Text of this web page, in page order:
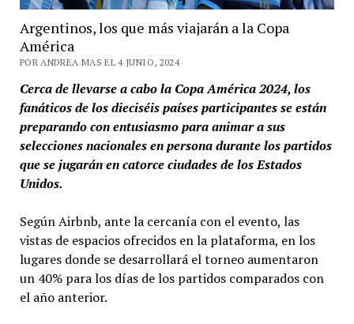
Argentinos, los que más viajarán a la Copa
América
POR ANDREA MAS EL 4 JUNIO, 2024
Cerca de llevarse a cabo la Copa América 2024, los
fanáticos de los dieciséis países participantes se están
preparando con entusiasmo para animar a sus
selecciones nacionales en persona durante los partidos
que se jugarán en catorce ciudades de los Estados
Unidos.
Según Airbnb, ante la cercanía con el evento, las
vistas de espacios ofrecidos en la plataforma, en los
lugares donde se desarrollará el torneo aumentaron
un 40% para los días de los partidos comparados con
el año anterior.